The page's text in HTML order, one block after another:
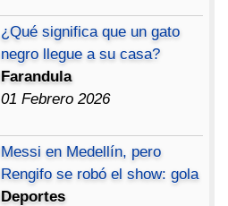
¿Qué significa que un gato
negro llegue a su casa?
Farandula
01 Febrero 2026
Messi en Medellín, pero
Rengifo se robó el show: gola
Deportes